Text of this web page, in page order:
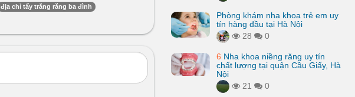
địa chỉ tẩy trắng răng ba đình
Phòng khám nha khoa trẻ em uy
tín hàng đầu tại Hà Nội
28
0
6 Nha khoa niềng răng uy tín
chất lượng tại quận Cầu Giấy, Hà
Nội
21
0